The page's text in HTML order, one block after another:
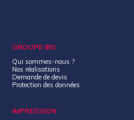
GROUPE IBS
Qui sommes-nous ?
Nos réalisations
Demande de devis
Protection des données
IMPRESSION